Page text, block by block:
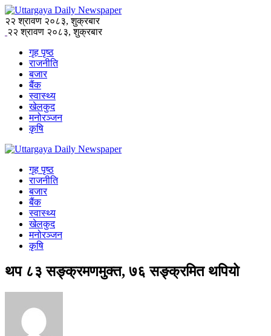
२२ श्रावण २०८३, शुक्रबार
२२ श्रावण २०८३, शुक्रबार
गृह पृष्ठ
राजनीति
बजार
बैंक
स्वास्थ्य
खेलकुद
मनोरञ्जन
कृषि
गृह पृष्ठ
राजनीति
बजार
बैंक
स्वास्थ्य
खेलकुद
मनोरञ्जन
कृषि
थप ८३ सङ्क्रमणमुक्त, ७६ सङ्क्रमित थपियो